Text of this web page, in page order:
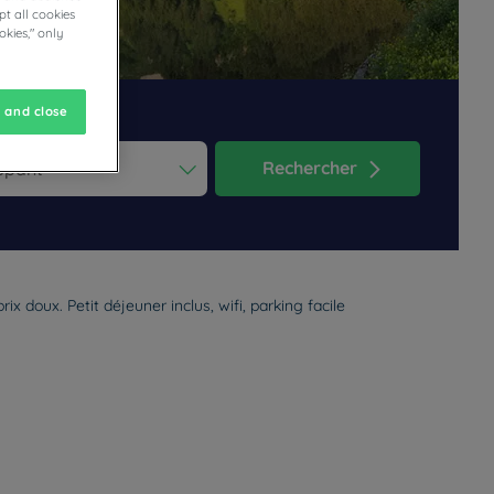
Rechercher
doux. Petit déjeuner inclus, wifi, parking facile
all cookies
only
and close